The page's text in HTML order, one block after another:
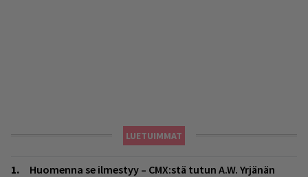
LUETUIMMAT
Huomenna se ilmestyy – CMX:stä tutun A.W. Yrjänän